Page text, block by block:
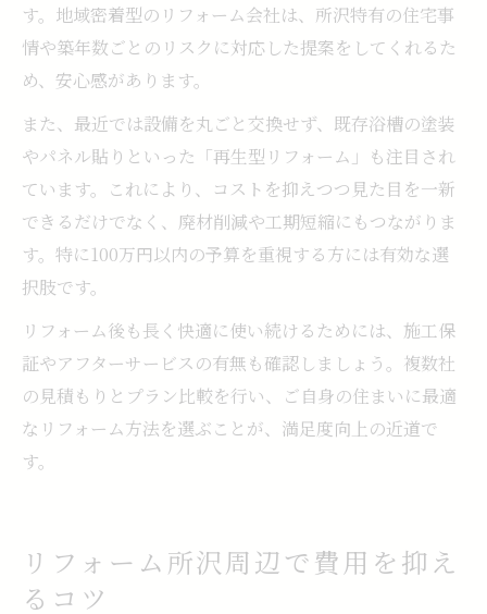
す。地域密着型のリフォーム会社は、所沢特有の住宅事
情や築年数ごとのリスクに対応した提案をしてくれるた
め、安心感があります。
また、最近では設備を丸ごと交換せず、既存浴槽の塗装
やパネル貼りといった「再生型リフォーム」も注目され
ています。これにより、コストを抑えつつ見た目を一新
できるだけでなく、廃材削減や工期短縮にもつながりま
す。特に100万円以内の予算を重視する方には有効な選
択肢です。
リフォーム後も長く快適に使い続けるためには、施工保
証やアフターサービスの有無も確認しましょう。複数社
の見積もりとプラン比較を行い、ご自身の住まいに最適
なリフォーム方法を選ぶことが、満足度向上の近道で
す。
リフォーム所沢周辺で費用を抑え
るコツ